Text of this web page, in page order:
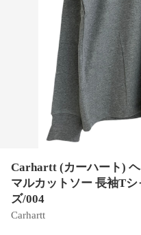
Carhartt (カーハート)
マルカットソー 長袖T
ズ/004
Carhartt